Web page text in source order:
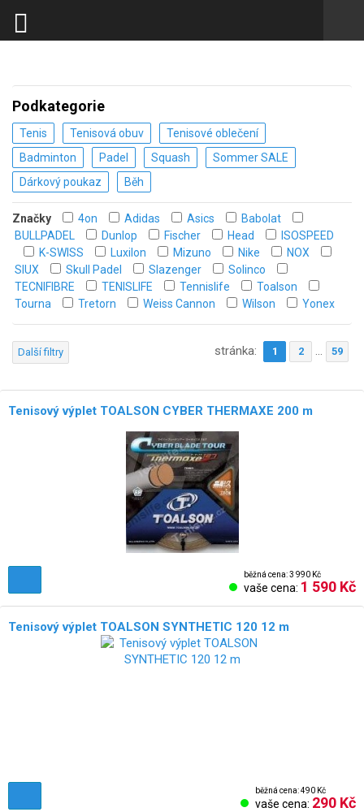
Podkategorie
Tenis Tenisová obuv
Tenisové oblečení
Badminton
Padel Squash
Sommer SALE
Dárkový poukaz
Běh
Značky 4on Adidas Asics
Babolat
BULLPADEL
Dunlop Fischer Head
ISOSPEED
K-SWISS
Luxilon Mizuno Nike
NOX
SIUX
Skull Padel Slazenger
Solinco
TECNIFIBRE
TENISLIFE Tennislife
Toalson
Tourna
Tretorn Weiss Cannon Wilson Yonex
Další filtry stránka: 1 2 ... 59
Tenisový výplet TOALSON CYBER THERMAXE 200 m
běžná cena: 3 990 Kč
vaše cena: 1 590 Kč
Tenisový výplet TOALSON SYNTHETIC 120 12 m
běžná cena: 490 Kč
vaše cena: 290 Kč